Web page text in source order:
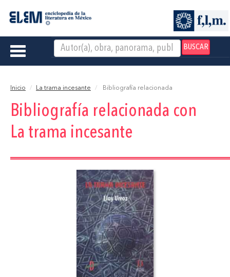
BUSCAR
Toggle
Inicio La trama incesante Bibliografía relacionada
Bibliografía relacionada con
La trama incesante